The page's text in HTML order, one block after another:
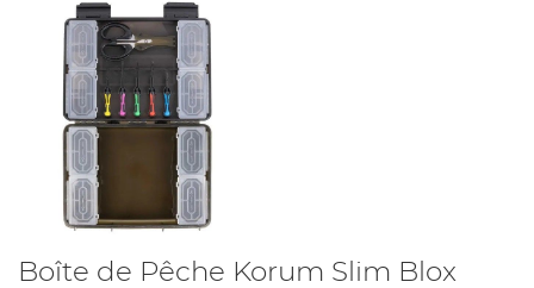
Boîte de Pêche Korum Slim Blox